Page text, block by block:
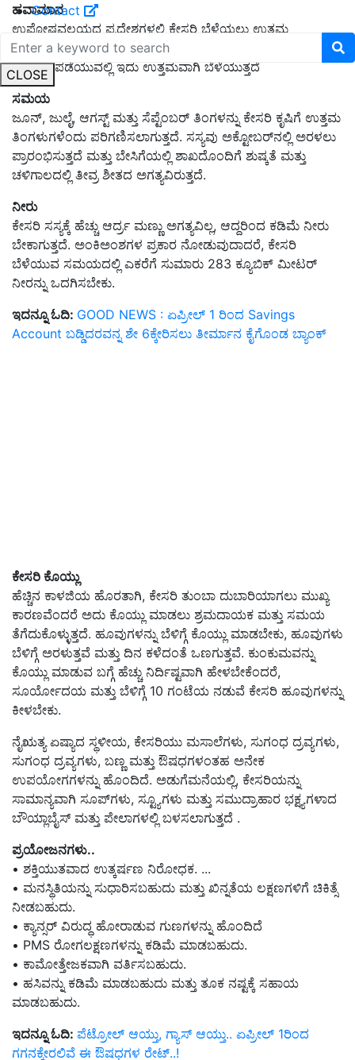
Contact
CLOSE
ಹವಾಮಾನ
ಉಪೋಷ್ಣವಲಯದ ಪ್ರದೇಶಗಳಲ್ಲಿ ಕೇಸರಿ ಬೆಳೆಯಲು ಉತ್ತಮ
ಹವಾಮಾನದ ಅಗತ್ಯವಿದೆ. ಪ್ರತಿದಿನ ಕನಿಷ್ಠ 12 ಗಂಟೆಗಳ ನೇರ ಸೂರ್ಯನ
ಬೆಳಕನ್ನು ಪಡೆಯುವಲ್ಲಿ ಇದು ಉತ್ತಮವಾಗಿ ಬೆಳೆಯುತ್ತದೆ
ಸಮಯ
ಜೂನ್, ಜುಲೈ, ಆಗಸ್ಟ್ ಮತ್ತು ಸೆಪ್ಟೆಂಬರ್ ತಿಂಗಳನ್ನು ಕೇಸರಿ ಕೃಷಿಗೆ ಉತ್ತಮ
ತಿಂಗಳುಗಳೆಂದು ಪರಿಗಣಿಸಲಾಗುತ್ತದೆ. ಸಸ್ಯವು ಅಕ್ಟೋಬರ್‌ನಲ್ಲಿ ಅರಳಲು
ಪ್ರಾರಂಭಿಸುತ್ತದೆ ಮತ್ತು ಬೇಸಿಗೆಯಲ್ಲಿ ಶಾಖದೊಂದಿಗೆ ಶುಷ್ಕತೆ ಮತ್ತು
ಚಳಿಗಾಲದಲ್ಲಿ ತೀವ್ರ ಶೀತದ ಅಗತ್ಯವಿರುತ್ತದೆ.
ನೀರು
ಕೇಸರಿ ಸಸ್ಯಕ್ಕೆ ಹೆಚ್ಚು ಆರ್ದ್ರ ಮಣ್ಣು ಅಗತ್ಯವಿಲ್ಲ, ಆದ್ದರಿಂದ ಕಡಿಮೆ ನೀರು
ಬೇಕಾಗುತ್ತದೆ. ಅಂಕಿಅಂಶಗಳ ಪ್ರಕಾರ ನೋಡುವುದಾದರೆ, ಕೇಸರಿ
ಬೆಳೆಯುವ ಸಮಯದಲ್ಲಿ ಎಕರೆಗೆ ಸುಮಾರು 283 ಕ್ಯೂಬಿಕ್ ಮೀಟರ್
ನೀರನ್ನು ಒದಗಿಸಬೇಕು.
ಇದನ್ನೂ ಓದಿ: GOOD NEWS : ಏಪ್ರೀಲ್ 1 ರಿಂದ Savings
Account ಬಡ್ಡಿದರವನ್ನ ಶೇ 6ಕ್ಕೇರಿಸಲು ತೀರ್ಮಾನ ಕೈಗೊಂಡ ಬ್ಯಾಂಕ್
ಕೇಸರಿ ಕೊಯ್ಲು
ಹೆಚ್ಚಿನ ಕಾಳಜಿಯ ಹೊರತಾಗಿ, ಕೇಸರಿ ತುಂಬಾ ದುಬಾರಿಯಾಗಲು ಮುಖ್ಯ
ಕಾರಣವೆಂದರೆ ಅದು ಕೊಯ್ಲು ಮಾಡಲು ಶ್ರಮದಾಯಕ ಮತ್ತು ಸಮಯ
ತೆಗೆದುಕೊಳ್ಳುತ್ತದೆ. ಹೂವುಗಳನ್ನು ಬೆಳಿಗ್ಗೆ ಕೊಯ್ಲು ಮಾಡಬೇಕು, ಹೂವುಗಳು
ಬೆಳಿಗ್ಗೆ ಅರಳುತ್ತವೆ ಮತ್ತು ದಿನ ಕಳೆದಂತೆ ಒಣಗುತ್ತವೆ. ಕುಂಕುಮವನ್ನು
ಕೊಯ್ಲು ಮಾಡುವ ಬಗ್ಗೆ ಹೆಚ್ಚು ನಿರ್ದಿಷ್ಟವಾಗಿ ಹೇಳಬೇಕೆಂದರೆ,
ಸೂರ್ಯೋದಯ ಮತ್ತು ಬೆಳಿಗ್ಗೆ 10 ಗಂಟೆಯ ನಡುವೆ ಕೇಸರಿ ಹೂವುಗಳನ್ನು
ಕೀಳಬೇಕು.
ನೈಋತ್ಯ ಏಷ್ಯಾದ ಸ್ಥಳೀಯ, ಕೇಸರಿಯು ಮಸಾಲೆಗಳು, ಸುಗಂಧ ದ್ರವ್ಯಗಳು,
ಸುಗಂಧ ದ್ರವ್ಯಗಳು, ಬಣ್ಣ ಮತ್ತು ಔಷಧಗಳಂತಹ ಅನೇಕ
ಉಪಯೋಗಗಳನ್ನು ಹೊಂದಿದೆ. ಅಡುಗೆಮನೆಯಲ್ಲಿ, ಕೇಸರಿಯನ್ನು
ಸಾಮಾನ್ಯವಾಗಿ ಸೂಪ್‌ಗಳು, ಸ್ಟ್ಯೂಗಳು ಮತ್ತು ಸಮುದ್ರಾಹಾರ ಭಕ್ಷ್ಯಗಳಾದ
ಬೌಯ್ಲಾಬೈಸ್ ಮತ್ತು ಪೇಲಾಗಳಲ್ಲಿ ಬಳಸಲಾಗುತ್ತದೆ .
ಪ್ರಯೋಜನಗಳು..
• ಶಕ್ತಿಯುತವಾದ ಉತ್ಕರ್ಷಣ ನಿರೋಧಕ. ...
• ಮನಸ್ಥಿತಿಯನ್ನು ಸುಧಾರಿಸಬಹುದು ಮತ್ತು ಖಿನ್ನತೆಯ ಲಕ್ಷಣಗಳಿಗೆ ಚಿಕಿತ್ಸೆ
ನೀಡಬಹುದು.
• ಕ್ಯಾನ್ಸರ್ ವಿರುದ್ಧ ಹೋರಾಡುವ ಗುಣಗಳನ್ನು ಹೊಂದಿದೆ
• PMS ರೋಗಲಕ್ಷಣಗಳನ್ನು ಕಡಿಮೆ ಮಾಡಬಹುದು.
• ಕಾಮೋತ್ತೇಜಕವಾಗಿ ವರ್ತಿಸಬಹುದು.
• ಹಸಿವನ್ನು ಕಡಿಮೆ ಮಾಡಬಹುದು ಮತ್ತು ತೂಕ ನಷ್ಟಕ್ಕೆ ಸಹಾಯ
ಮಾಡಬಹುದು.
ಇದನ್ನೂ ಓದಿ: ಪೆಟ್ರೋಲ್ ಆಯ್ತು, ಗ್ಯಾಸ್ ಆಯ್ತು.. ಏಪ್ರೀಲ್ 1ರಿಂದ
ಗಗನಕ್ಕೇರಲಿವೆ ಈ ಔಷಧಗಳ ರೇಟ್‌..!